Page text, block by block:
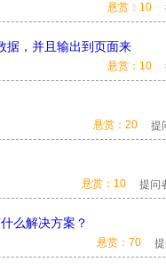
悬赏：10
据，并且输出到页面来
悬赏：10
提
悬赏：20
提问
悬赏：10
么解决方案？
悬赏：70